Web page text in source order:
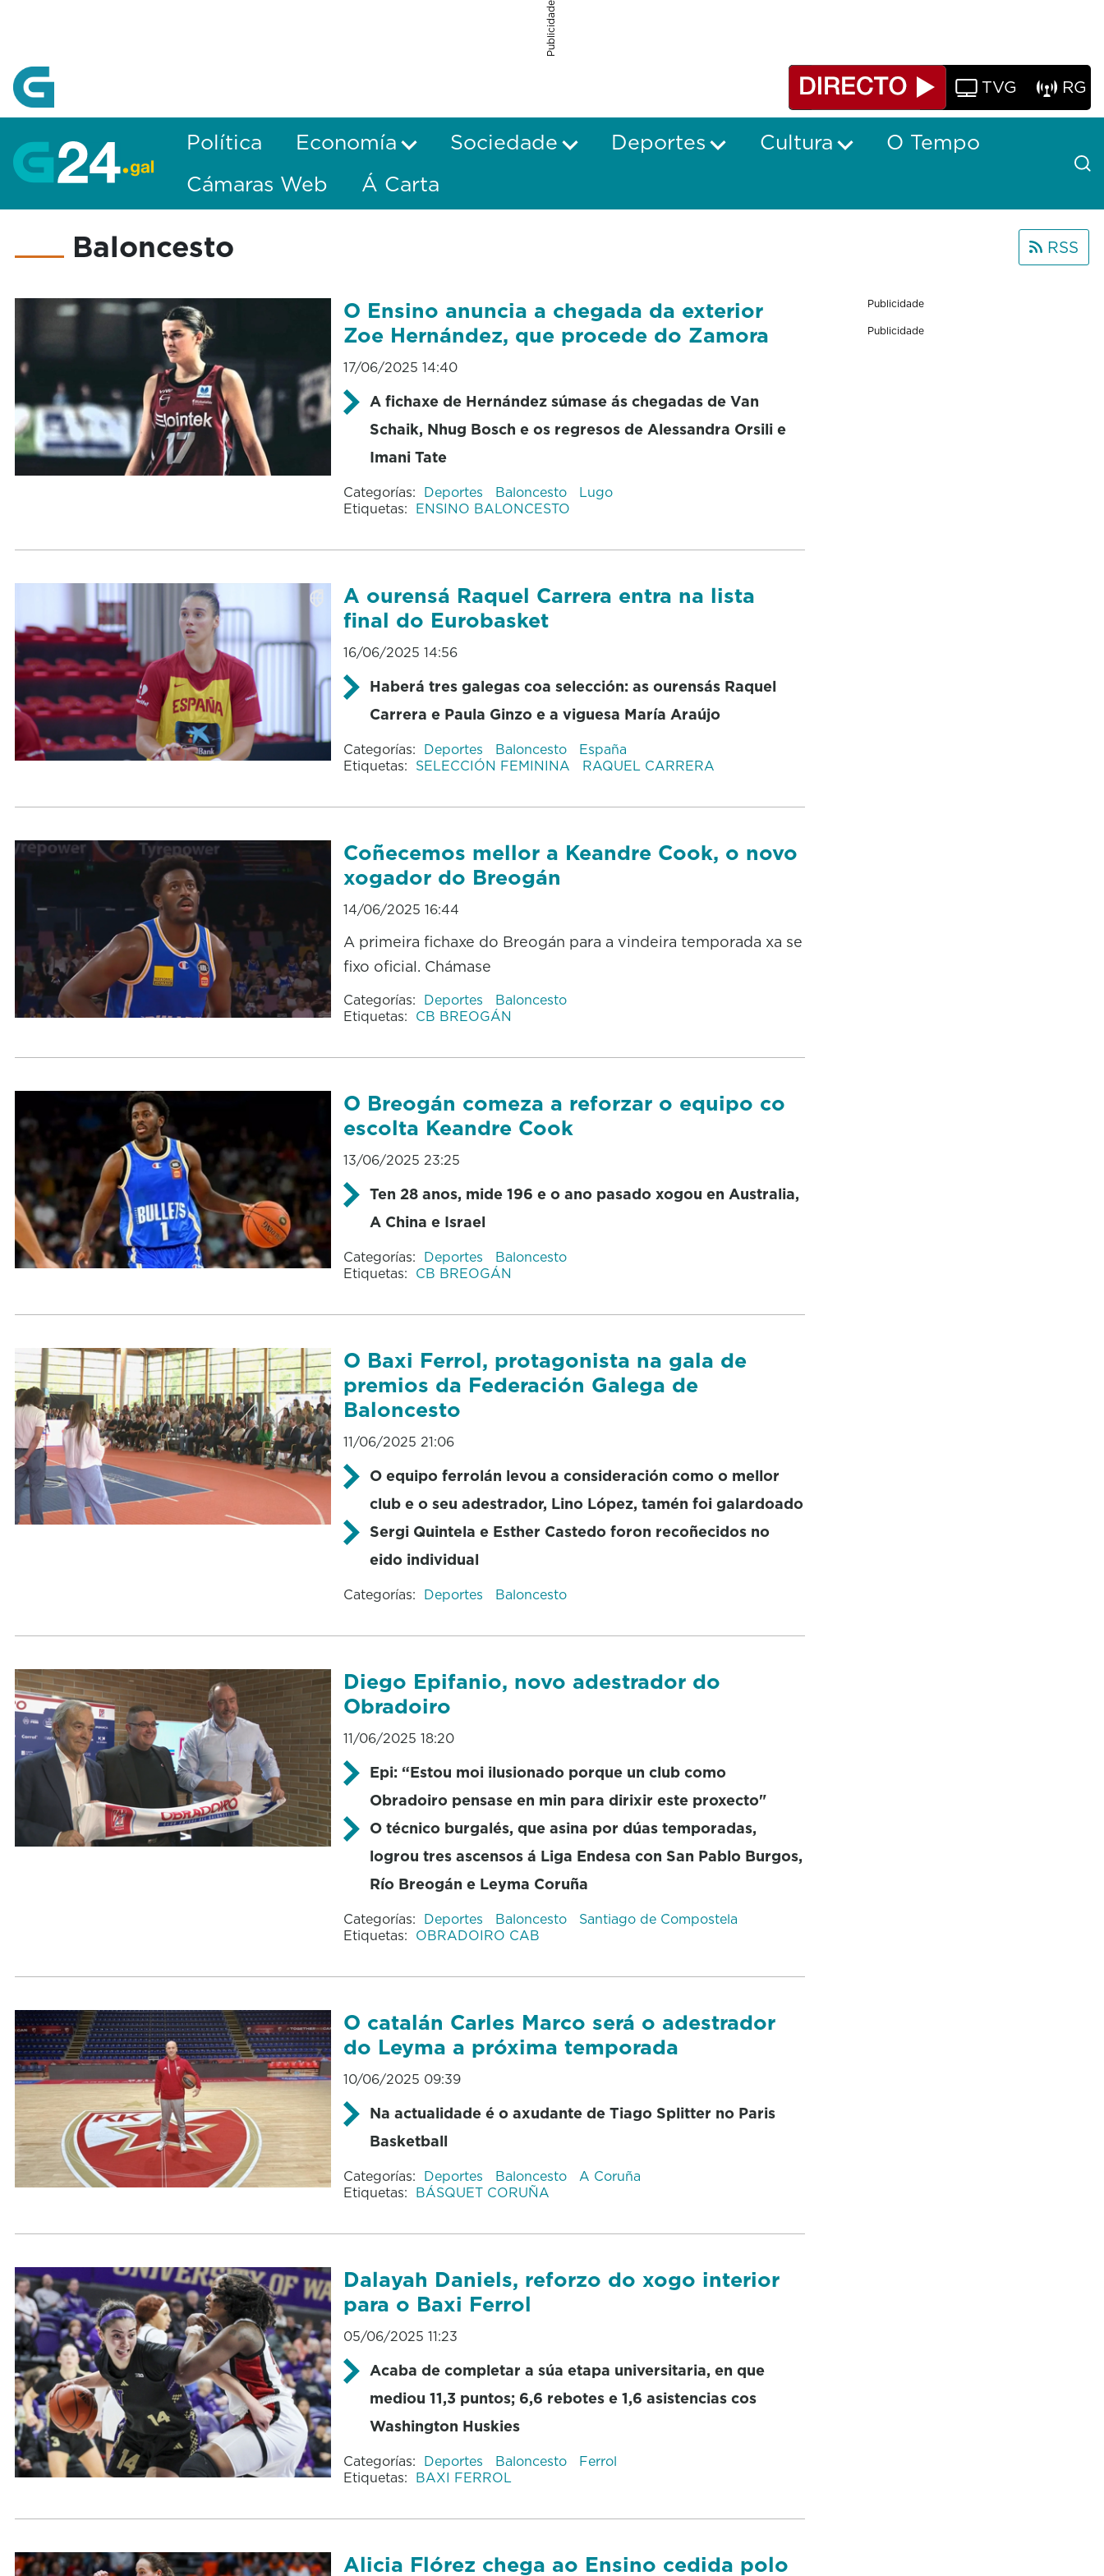
Publicidade
TVG RG
Política Economía Sociedade Deportes Cultura
O Tempo
Cámaras Web
Á Carta
Baloncesto RSS
O Ensino anuncia a chegada da exterior
Zoe Hernández, que procede do Zamora
17/06/2025 14:40
A fichaxe de Hernández súmase ás chegadas de Van
Schaik, Nhug Bosch e os regresos de Alessandra Orsili e
Imani Tate
Categorías: Deportes Baloncesto
Lugo
Etiquetas: ENSINO BALONCESTO
A ourensá Raquel Carrera entra na lista
final do Eurobasket
16/06/2025 14:56
Haberá tres galegas coa selección: as ourensás Raquel
Carrera e Paula Ginzo e a viguesa María Araújo
Categorías: Deportes Baloncesto
España
Etiquetas: SELECCIÓN FEMININA RAQUEL CARRERA
Coñecemos mellor a Keandre Cook, o novo
xogador do Breogán
14/06/2025 16:44
A primeira fichaxe do Breogán para a vindeira temporada xa se
fixo oficial. Chámase
Categorías: Deportes
Baloncesto
Etiquetas: CB BREOGÁN
O Breogán comeza a reforzar o equipo co
escolta Keandre Cook
13/06/2025 23:25
Ten 28 anos, mide 196 e o ano pasado xogou en Australia,
A China e Israel
Categorías: Deportes
Baloncesto
Etiquetas: CB BREOGÁN
O Baxi Ferrol, protagonista na gala de
premios da Federación Galega de
Baloncesto
11/06/2025 21:06
O equipo ferrolán levou a consideración como o mellor
club e o seu adestrador, Lino López, tamén foi galardoado
Sergi Quintela e Esther Castedo foron recoñecidos no
eido individual
Categorías: Deportes Baloncesto
Diego Epifanio, novo adestrador do
Obradoiro
11/06/2025 18:20
Epi: “Estou moi ilusionado porque un club como
Obradoiro pensase en min para dirixir este proxecto"
O técnico burgalés, que asina por dúas temporadas,
logrou tres ascensos á Liga Endesa con San Pablo Burgos,
Río Breogán e Leyma Coruña
Categorías: Deportes Baloncesto
Santiago de Compostela
Etiquetas: OBRADOIRO CAB
O catalán Carles Marco será o adestrador
do Leyma a próxima temporada
10/06/2025 09:39
Na actualidade é o axudante de Tiago Splitter no Paris
Basketball
Categorías: Deportes Baloncesto
A Coruña
Etiquetas: BÁSQUET CORUÑA
Dalayah Daniels, reforzo do xogo interior
para o Baxi Ferrol
05/06/2025 11:23
Acaba de completar a súa etapa universitaria, en que
mediou 11,3 puntos; 6,6 rebotes e 1,6 asistencias cos
Washington Huskies
Categorías: Deportes Baloncesto
Ferrol
Etiquetas: BAXI FERROL
Alicia Flórez chega ao Ensino cedida polo
Publicidade
Publicidade